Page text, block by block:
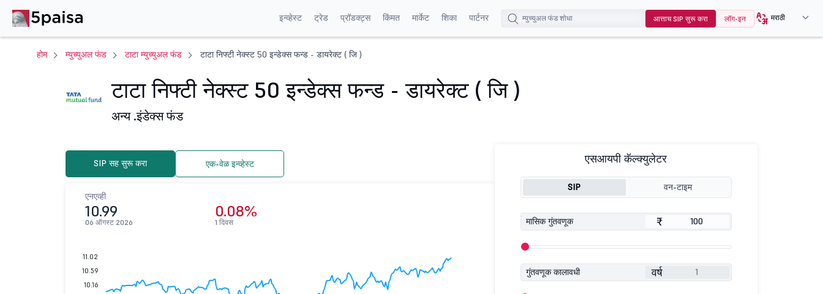
इन्व्हेस्ट ट्रेड प्रॉडक्ट्स किंमत मार्केट शिका पार्टनर आत्ताच SIP सुरू करा लॉग-इन मराठी
होम म्युच्युअल फंड टाटा म्युच्युअल फंड टाटा निफ्टी नेक्स्ट 50 इन्डेक्स फन्ड - डायरेक्ट ( जि )
टाटा निफ्टी नेक्स्ट 50 इन्डेक्स फन्ड - डायरेक्ट ( जि )
अन्य .इंडेक्स फंड
SIP सह सुरू करा एक-वेळ इन्व्हेस्ट
एनएव्ही
10.99
06 ऑगस्ट 2026
0.08%
1 दिवस
11.02
10.59
10.16
एसआयपी कॅल्क्युलेटर
SIP वन-टाइम
मासिक गुंतवणूक ₹
गुंतवणूक कालावधी वर्ष